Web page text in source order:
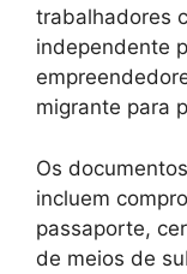
trabalhadores
independente
migrante para
Os
incluem
passaporte,
de meios de